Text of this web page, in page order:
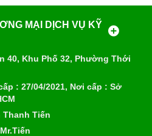
MẠI DỊCH VỤ KỸ
40, Khu Phố 32, Phường Thới
: 27/04/2021, Nơi cấp : Sở
Tiến